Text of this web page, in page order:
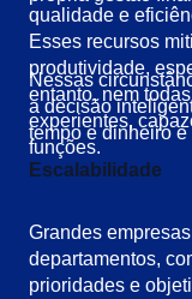
qualidade e
Esses recursos
produtividade,
entanto, nem
experientes,
funções.
Nessas
a decisão
tempo e dinheiro
Escalabilidade
Grandes
departamentos,
prioridades e